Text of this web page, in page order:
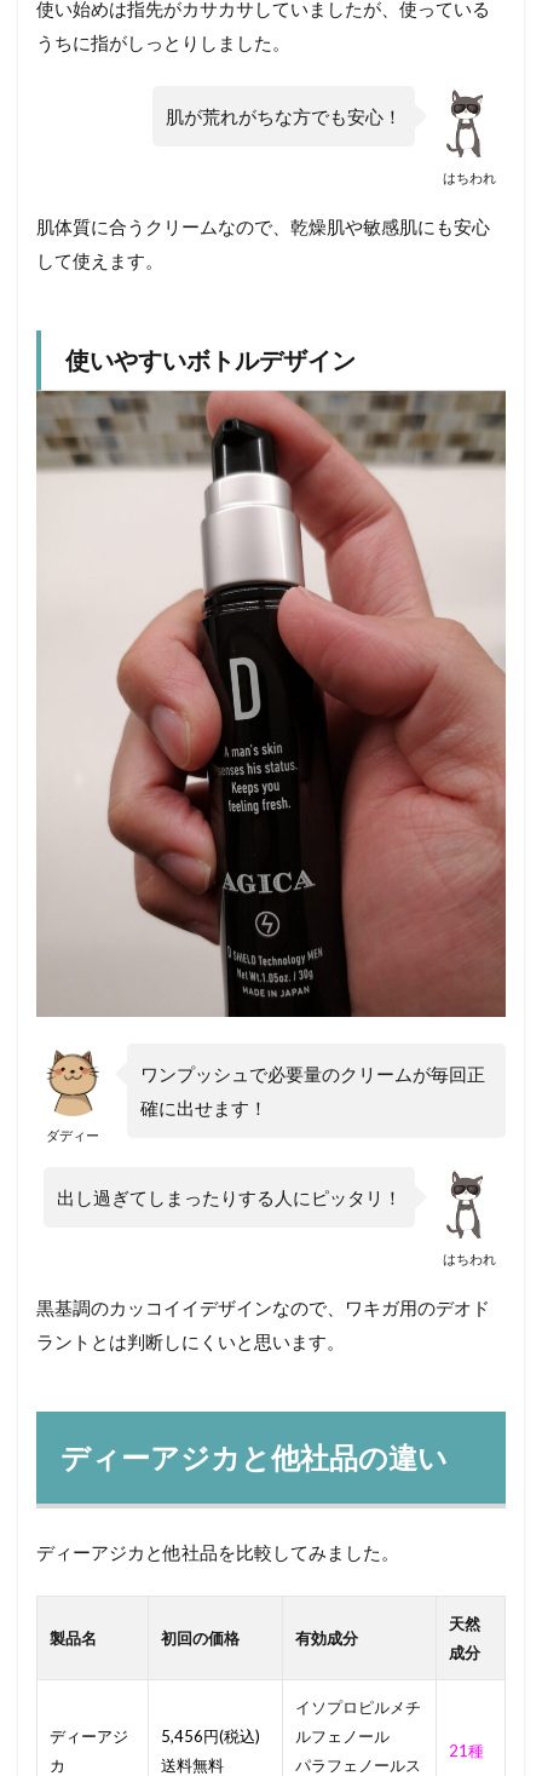
使い始めは指先がカサカサしていましたが、使っている
うちに指がしっとりしました。
はちわれ
肌が荒れがちな方でも安心！
肌体質に合うクリームなので、乾燥肌や敏感肌にも安心
して使えます。
使いやすいボトルデザイン
ダディー
ワンプッシュで必要量のクリームが毎回正
確に出せます！
はちわれ
出し過ぎてしまったりする人にピッタリ！
黒基調のカッコイイデザインなので、ワキガ用のデオド
ラントとは判断しにくいと思います。
ディーアジカと他社品の違い
ディーアジカと他社品を比較してみました。
製品名 初回の価格 有効成分
天然
成分
ディーアジ
カ
5,456円(税込)
送料無料
イソプロピルメチ
ルフェノール
パラフェノールス
21種